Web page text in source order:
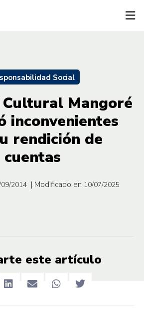
Social
Cultural Mangoré
inconvenientes
rendición de
cuentas
2014 | Modificado en 10/07/2025
este artículo